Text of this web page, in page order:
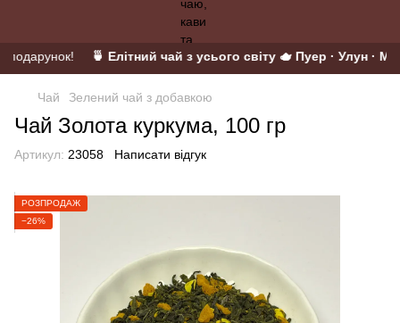
🍵 Елітний чай з усього світу 🫖 Пуер · Улун ·
Чай Зелений чай з добавкою
Чай Золота куркума, 100 гр
Артикул: 23058 Написати відгук
РОЗПРОДАЖ
−26%